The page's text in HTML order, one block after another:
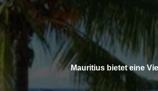
Mauritius bietet eine